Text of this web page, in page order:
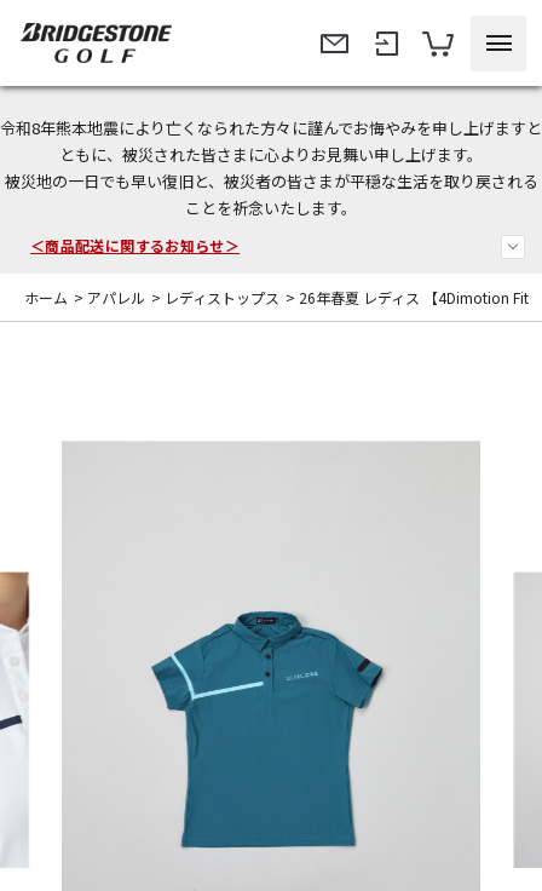
令和8年熊本地震により亡くなられた方々に謹んでお悔やみを申し上げますと
ともに、被災された皆さまに心よりお見舞い申し上げます。
被災地の一日でも早い復旧と、被災者の皆さまが平穏な生活を取り戻される
ことを祈念いたします。
＜夏季休暇中のご注文・発送・お問い合わせ＞
今なら新規会員登録で1,000円OFFクーポンプレゼント！
＜商品配送に関するお知らせ＞
ホーム > アパレル > レディストップス > 26年春夏 レディス 【4Dimotion Fit